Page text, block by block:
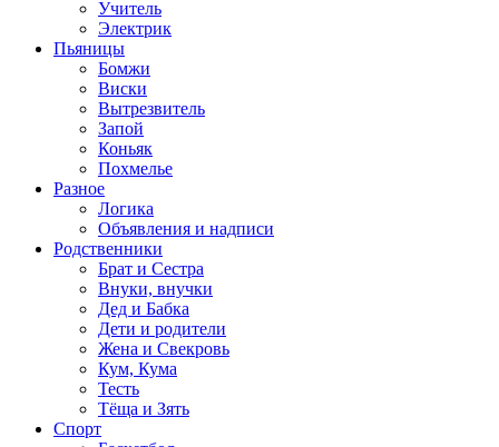
Учитель
Электрик
Пьяницы
Бомжи
Виски
Вытрезвитель
Запой
Коньяк
Похмелье
Разное
Логика
Объявления и надписи
Родственники
Брат и Сестра
Внуки, внучки
Дед и Бабка
Дети и родители
Жена и Свекровь
Кум, Кума
Тесть
Тёща и Зять
Спорт